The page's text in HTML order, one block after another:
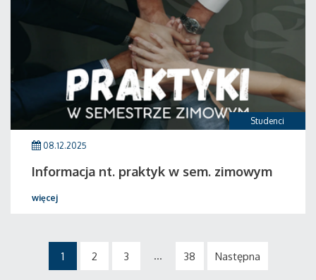
Studenci
08.12.2025
Informacja nt. praktyk w sem. zimowym
więcej
1 2 3 ... 38 Następna